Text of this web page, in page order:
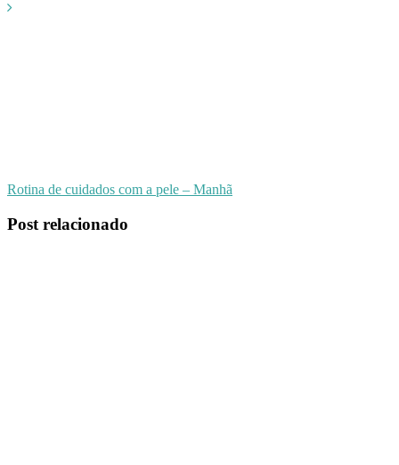
Rotina de cuidados com a pele – Manhã
Post relacionado